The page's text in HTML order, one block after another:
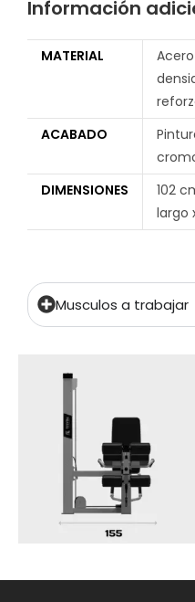
Información
MATERIAL
ACABADO
DIMENSIONES
102
largo
Musculos a trabajar